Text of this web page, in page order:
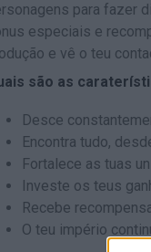
para fazer
especiais e
e vê o teu
são as
Desce
Encontra tudo,
Fortalece as tuas
Investe os teus
Recebe
O teu império